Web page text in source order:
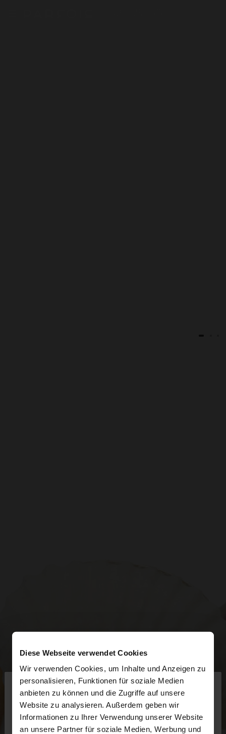
Diese Webseite verwendet Cookies
Wir verwenden Cookies, um Inhalte und Anzeigen zu
personalisieren, Funktionen für soziale Medien
anbieten zu können und die Zugriffe auf unsere
Website zu analysieren. Außerdem geben wir
Informationen zu Ihrer Verwendung unserer Website
an unsere Partner für soziale Medien, Werbung und
hallo
Sie greifen von Deutschland auf die Website zu.
Möchten Sie unsere United States Website